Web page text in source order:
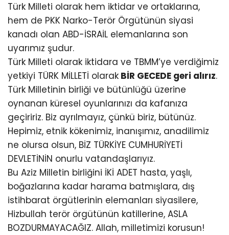
Türk Milleti olarak hem iktidar ve ortaklarına,
hem de PKK Narko-Terör Örgütünün siyasi
kanadı olan ABD-İSRAİL elemanlarına son
uyarımız şudur.
Türk Milleti olarak iktidara ve TBMM’ye verdiğimiz
yetkiyi TÜRK MİLLETİ olarak BİR GECEDE geri alırız.
Türk Milletinin birliği ve bütünlüğü üzerine
oynanan küresel oyunlarınızı da kafanıza
geçiririz. Biz ayrılmayız, çünkü biriz, bütünüz.
Hepimiz, etnik kökenimiz, inanışımız, anadilimiz
ne olursa olsun, BİZ TÜRKİYE CUMHURİYETİ
DEVLETİNİN onurlu vatandaşlarıyız.
Bu Aziz Milletin birliğini İKİ ADET hasta, yaşlı,
boğazlarına kadar harama batmışlara, dış
istihbarat örgütlerinin elemanları siyasilere,
Hizbullah terör örgütünün katillerine, ASLA
BOZDURMAYACAĞIZ. Allah, milletimizi korusun!